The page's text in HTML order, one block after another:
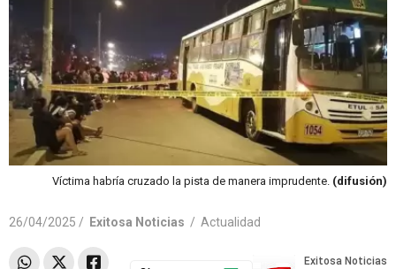
Víctima habría cruzado la pista de manera imprudente. (difusión)
26/04/2025 / Exitosa Noticias / Actualidad